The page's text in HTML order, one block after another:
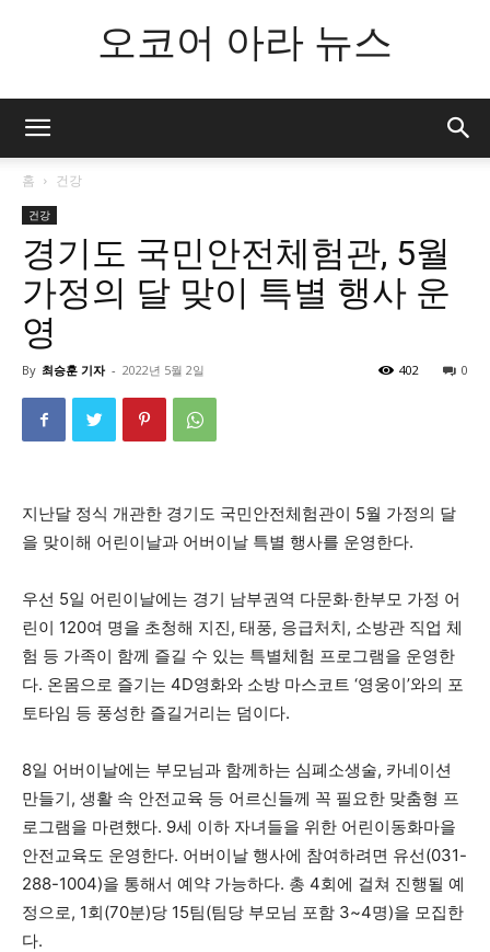
오코어 아라 뉴스
홈 건강
건강
경기도 국민안전체험관, 5월
가정의 달 맞이 특별 행사 운
영
By 최승훈 기자 - 2022년 5월 2일 0
402
지난달 정식 개관한 경기도 국민안전체험관이 5월 가정의 달
을 맞이해 어린이날과 어버이날 특별 행사를 운영한다.
우선 5일 어린이날에는 경기 남부권역 다문화‧한부모 가정 어
린이 120여 명을 초청해 지진, 태풍, 응급처치, 소방관 직업 체
험 등 가족이 함께 즐길 수 있는 특별체험 프로그램을 운영한
다. 온몸으로 즐기는 4D영화와 소방 마스코트 ‘영웅이’와의 포
토타임 등 풍성한 즐길거리는 덤이다.
8일 어버이날에는 부모님과 함께하는 심폐소생술, 카네이션
만들기, 생활 속 안전교육 등 어르신들께 꼭 필요한 맞춤형 프
로그램을 마련했다. 9세 이하 자녀들을 위한 어린이동화마을
안전교육도 운영한다. 어버이날 행사에 참여하려면 유선(031-
288-1004)을 통해서 예약 가능하다. 총 4회에 걸쳐 진행될 예
정으로, 1회(70분)당 15팀(팀당 부모님 포함 3~4명)을 모집한
다.